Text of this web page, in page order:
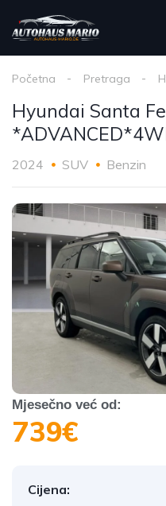
Početna Pretraga
Hyundai Santa
2024 SUV Benzin
Mjesečno već od:
739€
Cijena: